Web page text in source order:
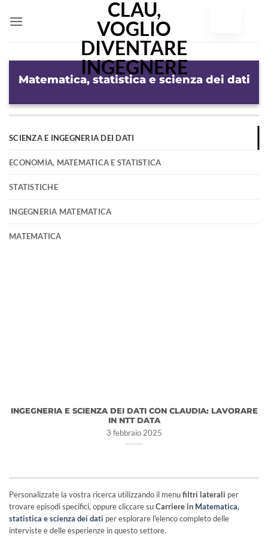
Matematica, statistica e scienza dei dati
SCIENZA E INGEGNERIA DEI DATI
ECONOMIA, MATEMATICA E STATISTICA
STATISTICHE
INGEGNERIA MATEMATICA
MATEMATICA
INGEGNERIA E SCIENZA DEI DATI CON CLAUDIA: LAVORARE
IN NTT DATA
3 febbraio 2025
Personalizzate la vostra ricerca utilizzando il menufiltri laterali per
trovare episodi specifici, oppure cliccare suCarriere in Matematica,
statistica e scienza dei dati per esplorare l'elenco completo delle
interviste e delle esperienze in questo settore.